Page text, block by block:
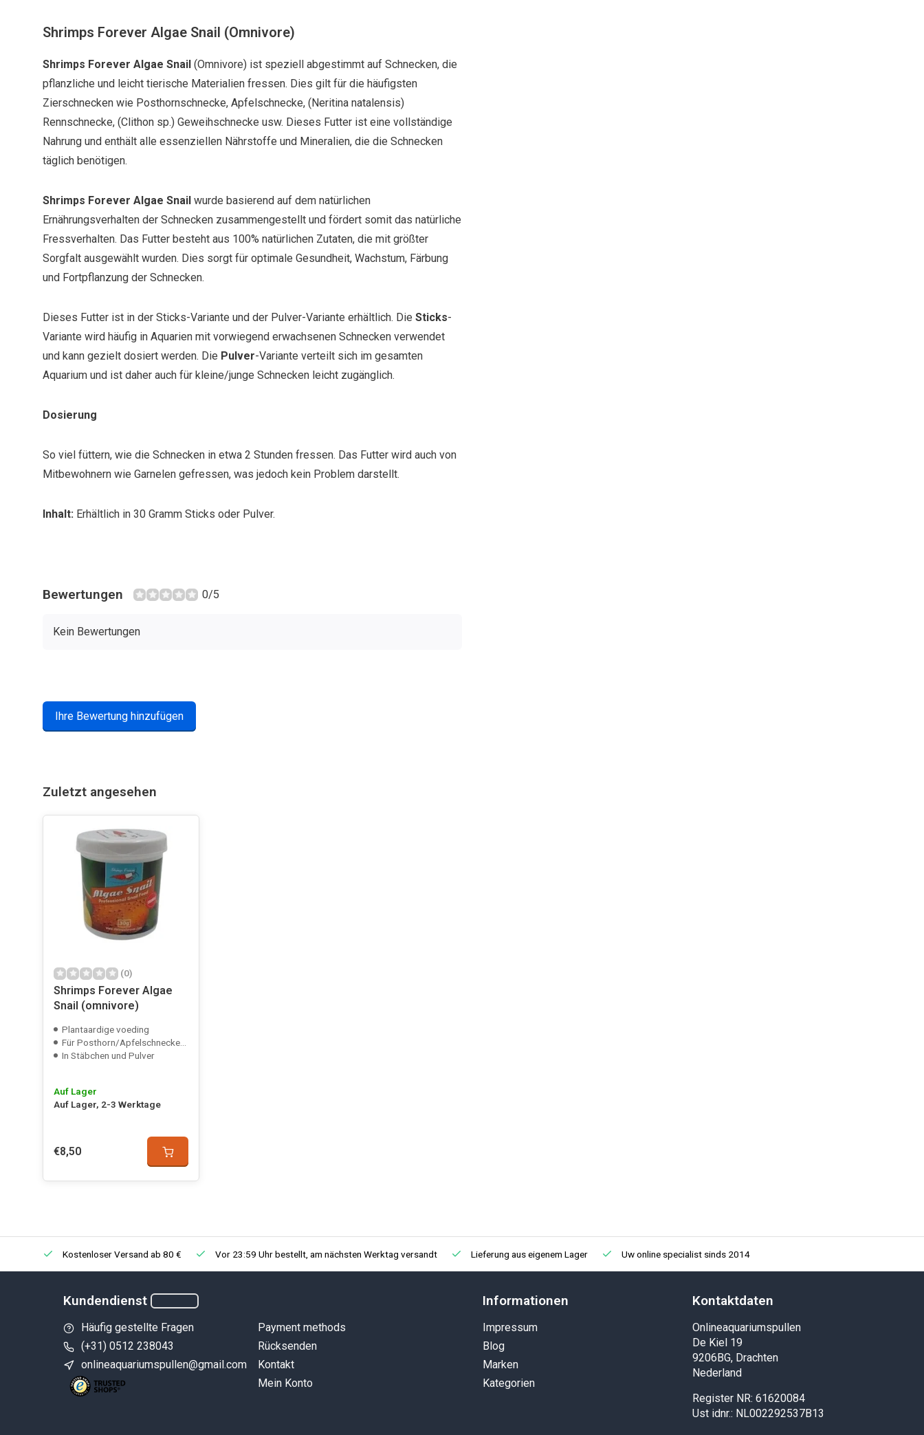
Shrimps Forever Algae Snail (Omnivore)
Shrimps Forever Algae Snail (Omnivore) ist speziell abgestimmt auf Schnecken, die
pflanzliche und leicht tierische Materialien fressen. Dies gilt für die häufigsten
Zierschnecken wie Posthornschnecke, Apfelschnecke, (Neritina natalensis)
Rennschnecke, (Clithon sp.) Geweihschnecke usw. Dieses Futter ist eine vollständige
Nahrung und enthält alle essenziellen Nährstoffe und Mineralien, die die Schnecken
täglich benötigen.
Shrimps Forever Algae Snail wurde basierend auf dem natürlichen
Ernährungsverhalten der Schnecken zusammengestellt und fördert somit das natürliche
Fressverhalten. Das Futter besteht aus 100% natürlichen Zutaten, die mit größter
Sorgfalt ausgewählt wurden. Dies sorgt für optimale Gesundheit, Wachstum, Färbung
und Fortpflanzung der Schnecken.
Dieses Futter ist in der Sticks-Variante und der Pulver-Variante erhältlich. Die Sticks-
Variante wird häufig in Aquarien mit vorwiegend erwachsenen Schnecken verwendet
und kann gezielt dosiert werden. Die Pulver-Variante verteilt sich im gesamten
Aquarium und ist daher auch für kleine/junge Schnecken leicht zugänglich.
Dosierung
So viel füttern, wie die Schnecken in etwa 2 Stunden fressen. Das Futter wird auch von
Mitbewohnern wie Garnelen gefressen, was jedoch kein Problem darstellt.
Inhalt: Erhältlich in 30 Gramm Sticks oder Pulver.
Bewertungen 0/5
Kein Bewertungen
Ihre Bewertung hinzufügen
Zuletzt angesehen
(0)
Shrimps Forever Algae
Snail (omnivore)
Plantaardige voeding
Für Posthorn/Apfelschnecke/etc.
In Stäbchen und Pulver
Auf Lager
Auf Lager, 2-3 Werktage
€8,50
Kostenloser Versand ab 80 € Vor 23:59 Uhr bestellt, am nächsten Werktag versandt Lieferung aus eigenem Lager Uw online specialist sinds 2014
Kundendienst
Häufig gestellte Fragen
(+31) 0512 238043
onlineaquariumspullen@gmail.com
Payment methods
Rücksenden
Kontakt
Mein Konto
Informationen
Impressum
Blog
Marken
Kategorien
Kontaktdaten
Onlineaquariumspullen
De Kiel 19
9206BG, Drachten
Nederland
Register NR: 61620084
Ust idnr.: NL002292537B13